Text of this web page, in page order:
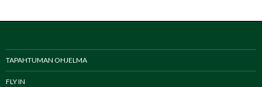
TAPAHTUMAN OHJELMA
FLY IN